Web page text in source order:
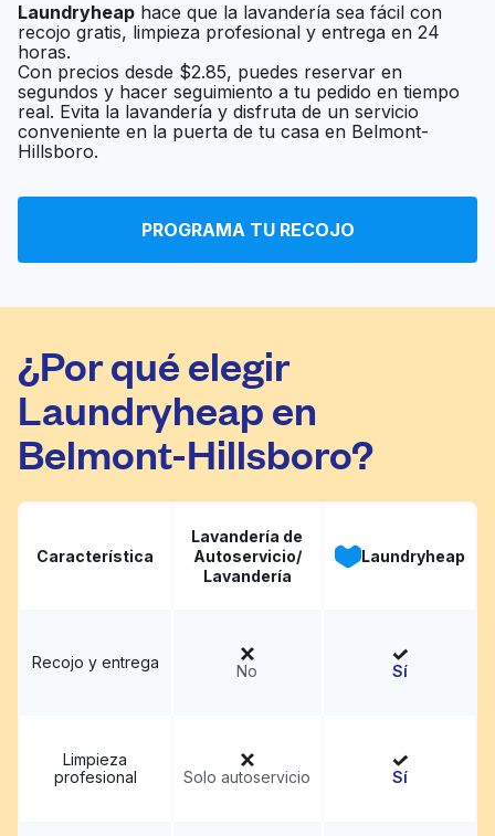
Laundryheap hace que la lavandería sea fácil con
recojo gratis, limpieza profesional y entrega en 24
horas.
Con precios desde $2.85, puedes reservar en
segundos y hacer seguimiento a tu pedido en tiempo
real. Evita la lavandería y disfruta de un servicio
conveniente en la puerta de tu casa en Belmont-
Hillsboro.
PROGRAMA TU RECOJO
¿Por qué elegir
Laundryheap en
Belmont-Hillsboro?
Característica
Lavandería de
Autoservicio/
Lavandería
Laundryheap
Recojo y entrega No Sí
Limpieza
profesional
Solo autoservicio Sí